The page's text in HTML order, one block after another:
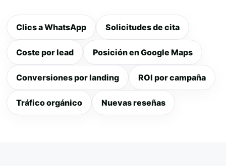
Clics a WhatsApp Solicitudes de cita
Coste por lead Posición en Google Maps
Conversiones por landing ROI por campaña
Tráfico orgánico Nuevas reseñas